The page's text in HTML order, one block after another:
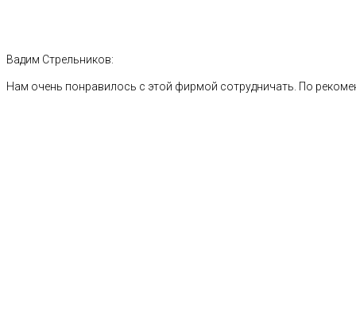
Вадим Стрельников:
Нам очень понравилось с этой фирмой сотрудничать. По